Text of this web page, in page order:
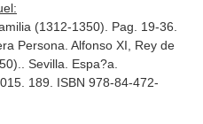
(1312-1350). Pag. 19-36.
Persona. Alfonso XI, Rey de
. Sevilla. Espa?a.
189. ISBN 978-84-472-